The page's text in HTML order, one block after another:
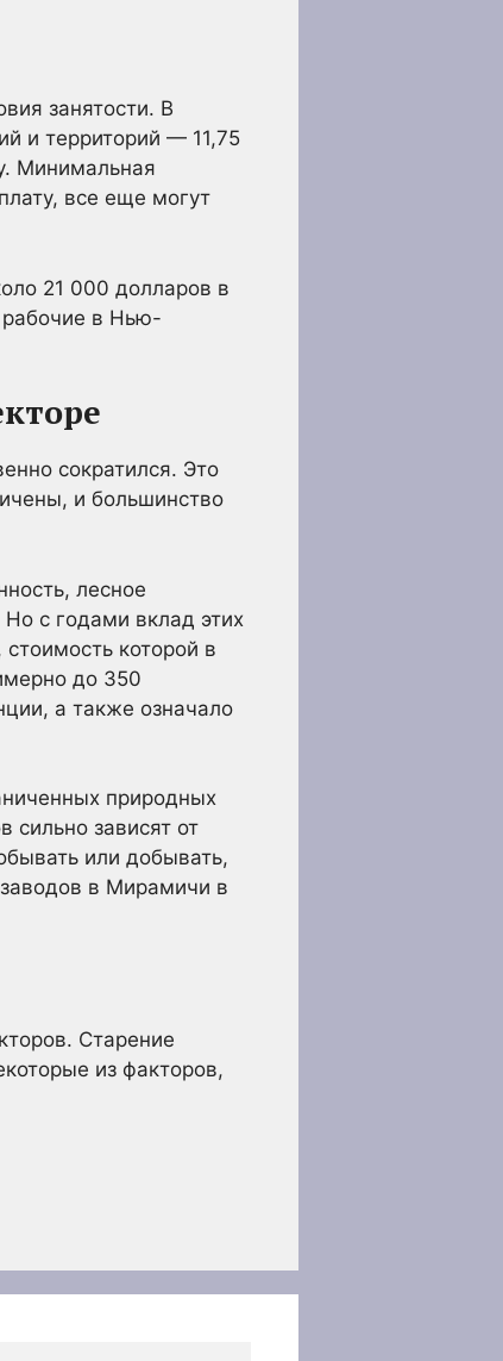
занятости. В
и территорий — 11,75
Минимальная
все еще могут
21 000 долларов в
в Нью-
сократился. Это
и большинство
лесное
с годами вклад этих
которой в
до 350
а также означало
природных
сильно зависят от
или добывать,
в Мирамичи в
Старение
из факторов,